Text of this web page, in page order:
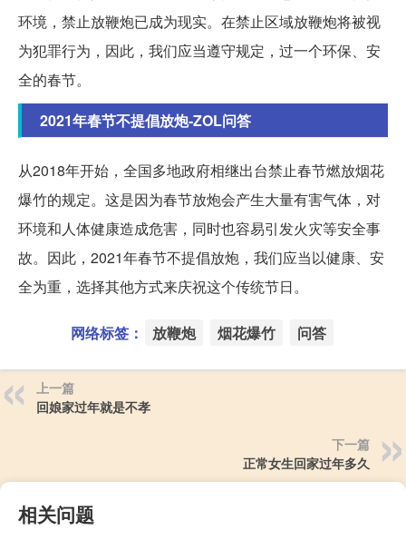
环境，禁止放鞭炮已成为现实。在禁止区域放鞭炮将被视
为犯罪行为，因此，我们应当遵守规定，过一个环保、安
全的春节。
2021年春节不提倡放炮-ZOL问答
从2018年开始，全国多地政府相继出台禁止春节燃放烟花
爆竹的规定。这是因为春节放炮会产生大量有害气体，对
环境和人体健康造成危害，同时也容易引发火灾等安全事
故。因此，2021年春节不提倡放炮，我们应当以健康、安
全为重，选择其他方式来庆祝这个传统节日。
网络标签： 放鞭炮 烟花爆竹 问答
上一篇
回娘家过年就是不孝
下一篇
正常女生回家过年多久
相关问题